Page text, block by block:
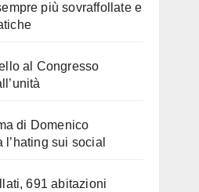
più sovraffollate e
al Congresso
di Domenico
l’hating sui social
691 abitazioni